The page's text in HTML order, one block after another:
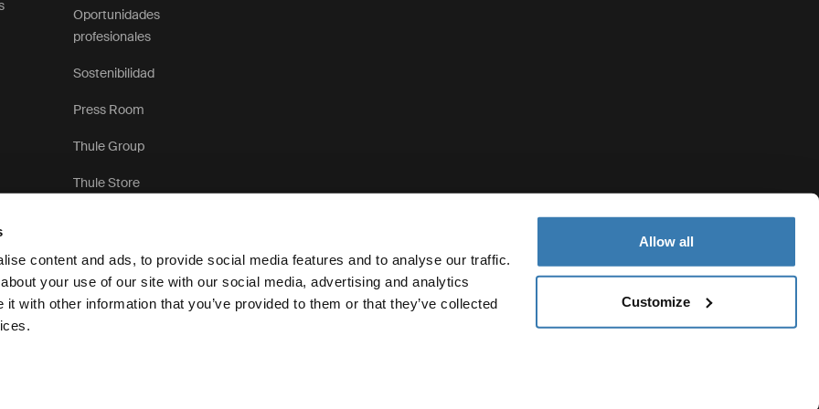
content and ads, to provide social media features and to analyse our traffic.
your use of our site with our social media, advertising and analytics
with other information that you’ve provided to them or that they’ve collected
Allow all
Customize
Oportunidades
profesionales
Sostenibilidad
Press Room
Thule Group
Thule Store
Aviso de privacidad Política de cookies Configuración de cookies Current market/
Nicaragua